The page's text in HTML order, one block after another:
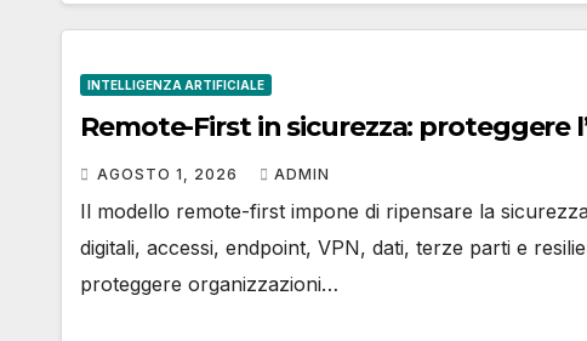
INTELLIGENZA ARTIFICIALE
Remote-First in sicurezza: proteggere
AGOSTO 1, 2026 ADMIN
Il modello remote-first impone di ripensare la
digitali, accessi, endpoint, VPN, dati, terze parti e
proteggere organizzazioni…